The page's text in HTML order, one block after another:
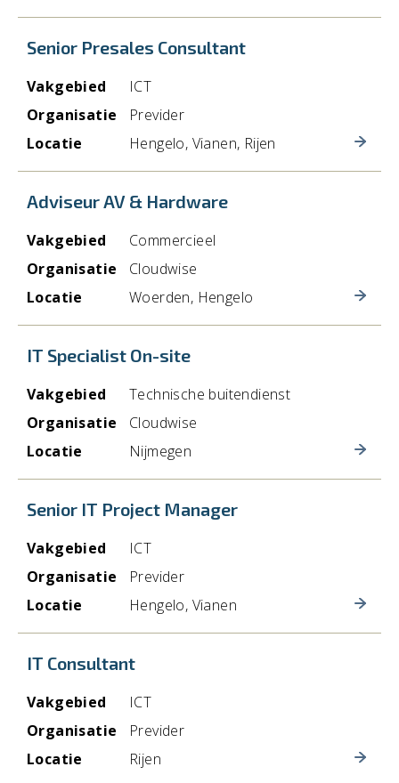
Senior Presales Consultant
Vakgebied
ICT
Organisatie
Previder
Locatie
Hengelo, Vianen, Rijen
Adviseur AV & Hardware
Vakgebied
Commercieel
Organisatie
Cloudwise
Locatie
Woerden, Hengelo
IT Specialist On-site
Vakgebied
Technische buitendienst
Organisatie
Cloudwise
Locatie
Nijmegen
Senior IT Project Manager
Vakgebied
ICT
Organisatie
Previder
Locatie
Hengelo, Vianen
IT Consultant
Vakgebied
ICT
Organisatie
Previder
Locatie
Rijen